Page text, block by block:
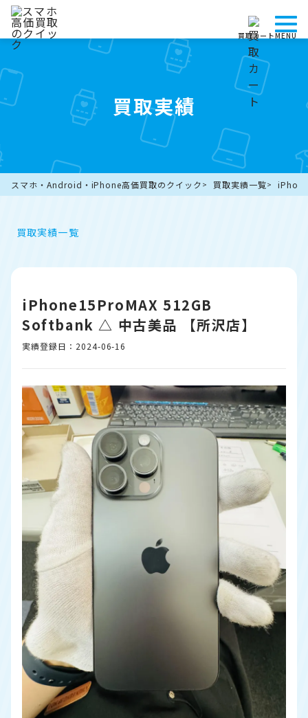
買取カートMENU
買取実績
スマホ・Android・iPhone高価買取のクイック 買取実績一覧
買取実績一覧
iPhone15ProMAX 512GB
Softbank △ 中古美品 【所沢店】
実績登録日：2024-06-16